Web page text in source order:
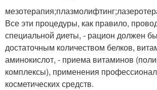
Все эти процедуры, как правило,
специальной диеты, - рацион должен
достаточным количеством белков,
аминокислот, - приема витаминов
комплексы), применения
косметических средств.